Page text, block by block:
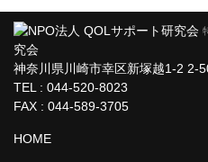
究会
神奈川県川崎市幸区新塚越1-2 2-
TEL : 044-520-8023
FAX : 044-589-3705
HOME